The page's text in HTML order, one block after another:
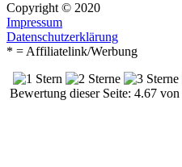
Copyright © 2020
Impressum
Datenschutzerklärung
* = Affiliatelink/Werbung
Bewertung dieser Seite: 4.67